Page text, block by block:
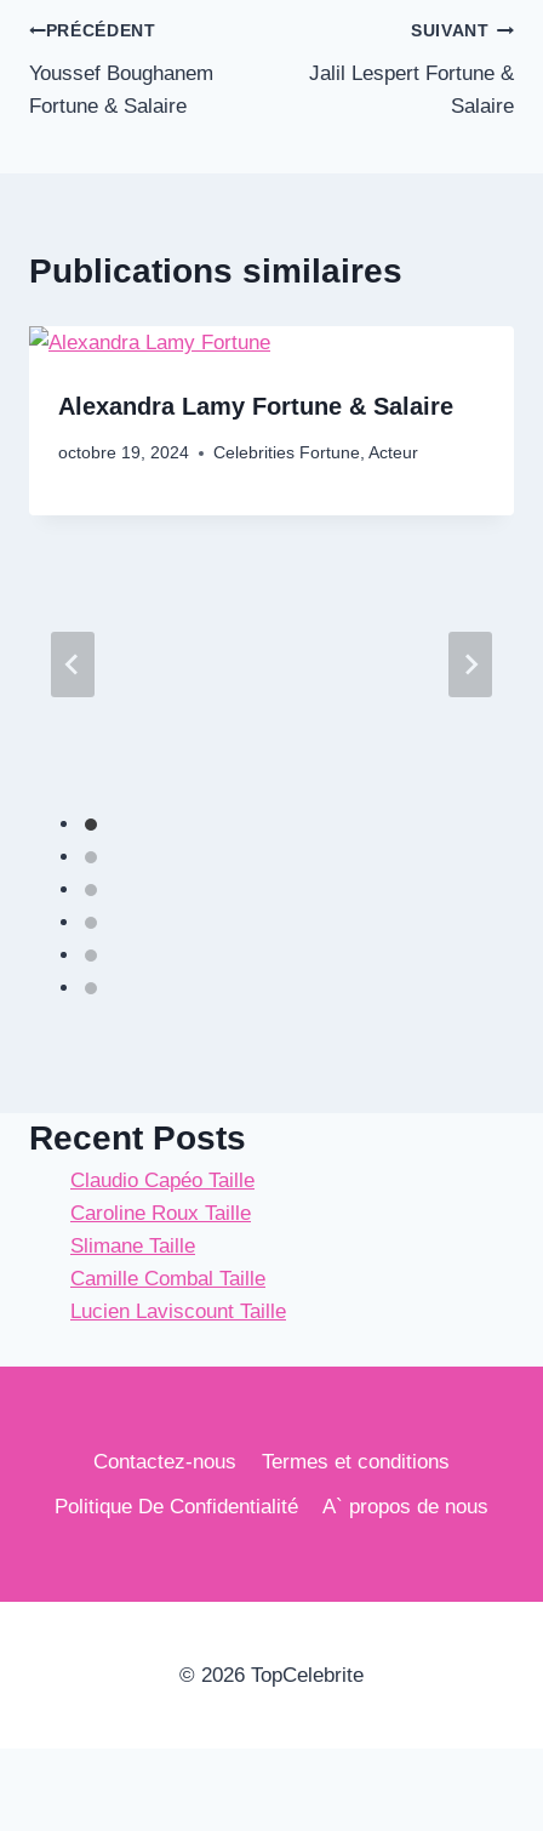
Navigation
de
PRÉCÉDENT
Youssef Boughanem
Fortune & Salaire
SUIVANT
Jalil Lespert Fortune &
Salaire
Publications similaires
Alexandra Lamy Fortune & Salaire
octobre 19, 2024 Celebrities Fortune, Acteur
Recent Posts
Claudio Capéo Taille
Caroline Roux Taille
Slimane Taille
Camille Combal Taille
Lucien Laviscount Taille
Contactez-nous
Termes et conditions
Politique De Confidentialité
A` propos de nous
© 2026 TopCelebrite